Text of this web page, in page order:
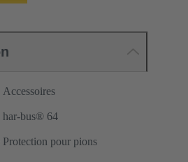
Accessoires
har-bus® 64
Protection pour pions